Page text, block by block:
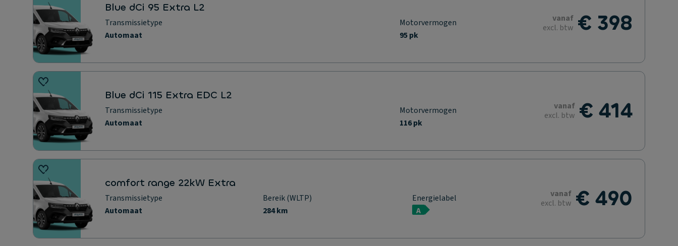
Blue dCi 95 Extra L2
Transmissietype
Automaat
Motorvermogen
95 pk
€ 398
vanaf
excl. btw
Blue dCi 115 Extra EDC L2
Transmissietype
Automaat
Motorvermogen
116 pk
€ 414
vanaf
excl. btw
comfort range 22kW Extra
Transmissietype
Automaat
Bereik (WLTP)
284 km
Energielabel
A
€ 490
vanaf
excl. btw